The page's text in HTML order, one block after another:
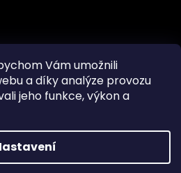
Vám umožnili
a díky analýze provozu
jeho funkce, výkon a
Vytvořil Shoptet